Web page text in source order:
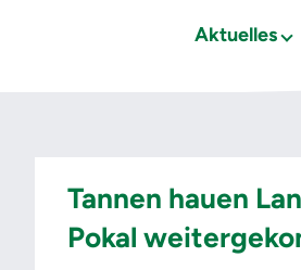
Aktuelles
Tannen hauen
Pokal